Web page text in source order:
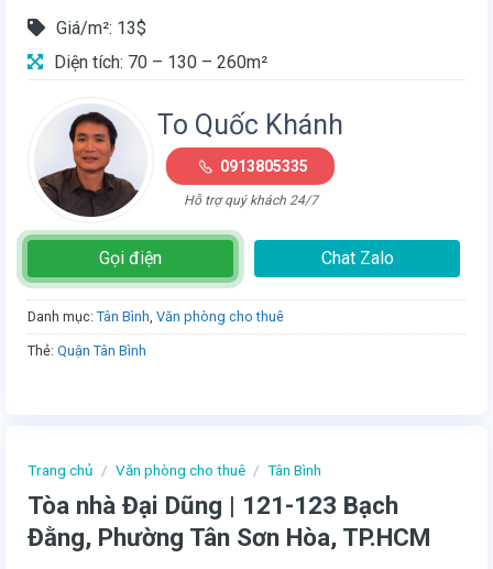
Trang chủ / Văn phòng cho thuê / Tân Bình
Tòa nhà Đại Dũng | 121-123 Bạch
Đằng, Phường Tân Sơn Hòa, TP.HCM
Giá/m²: 13$
Diện tích: 70 – 130 – 260m²
To Quốc Khánh
0913805335
Hỗ trợ quý khách 24/7
Gọi điện Chat Zalo
Danh mục: Tân Bình, Văn phòng cho thuê
Thẻ: Quận Tân Bình